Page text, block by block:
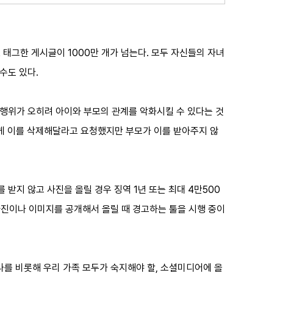
그한 게시글이 1000만 개가 넘는다. 모두 자신들의 자녀
도 있다.
위가 오히려 아이와 부모의 관계를 악화시킬 수 있다는 것
를 삭제해달라고 요청했지만 부모가 이를 받아주지 않
받지 않고 사진을 올릴 경우 징역 1년 또는 최대 4만500
나 이미지를 공개해서 올릴 때 경고하는 툴을 시행 중이
비롯해 우리 가족 모두가 숙지해야 할, 소셜미디어에 올